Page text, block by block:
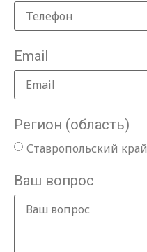
Email
Регион (область)
Ставропольский край
Ваш вопрос